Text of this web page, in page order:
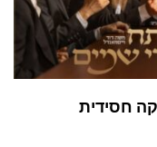
חסידית